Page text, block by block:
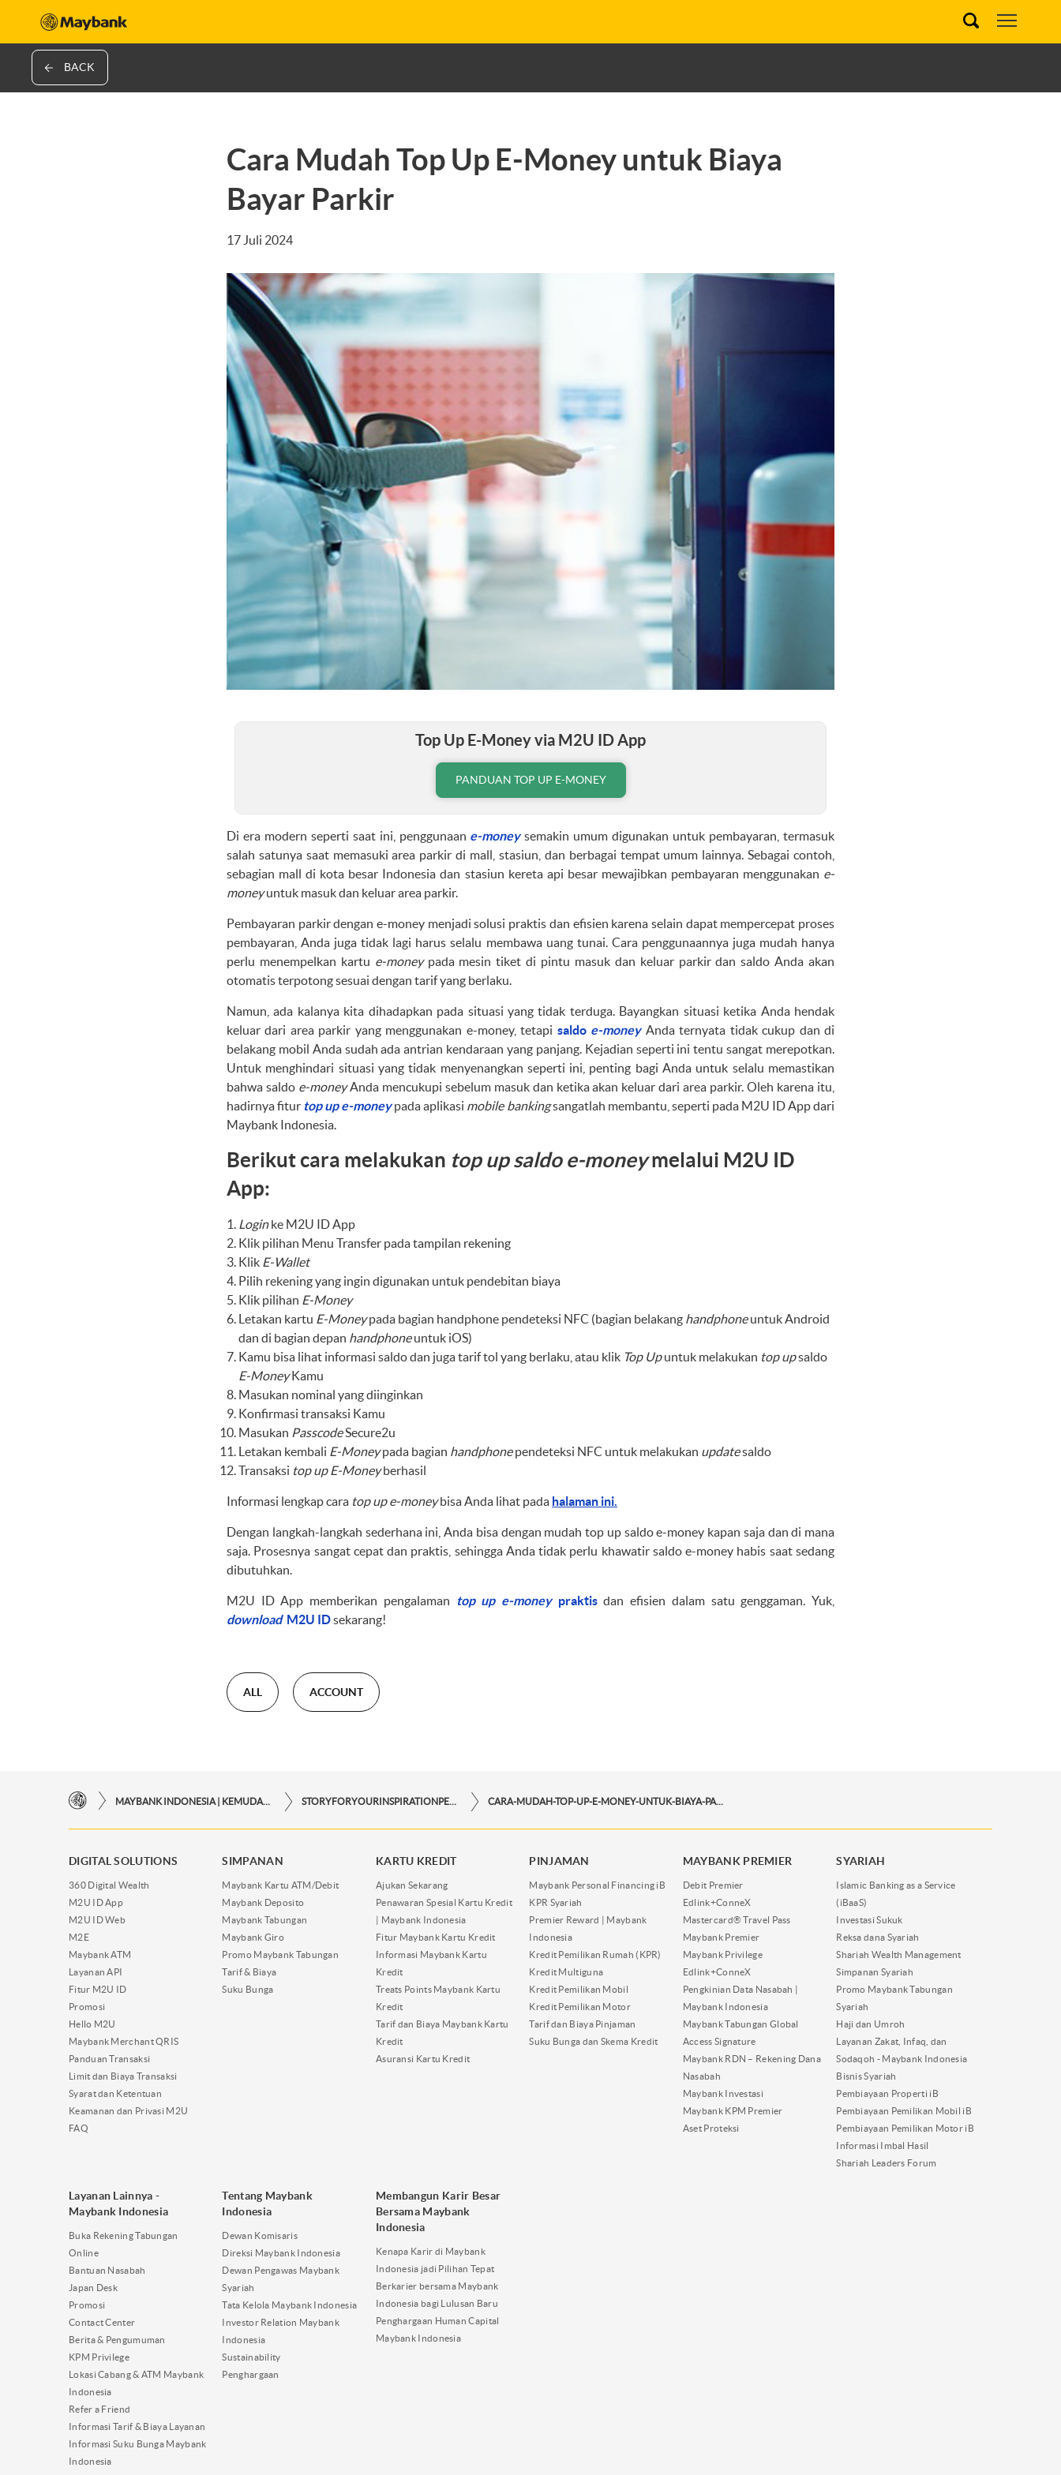
BACK
Cara Mudah Top Up E-Money untuk Biaya
Bayar Parkir
17 Juli 2024
Top Up E-Money via M2U ID App
PANDUAN TOP UP E-MONEY
Di era modern seperti saat ini, penggunaan e-moneysemakin umum digunakan untuk pembayaran, termasuk
salah satunya saat memasuki area parkir di mall, stasiun, dan berbagai tempat umum lainnya. Sebagai contoh,
sebagian mall di kota besar Indonesia dan stasiun kereta api besar mewajibkan pembayaran menggunakan e-
moneyuntuk masuk dan keluar area parkir.
Pembayaran parkir dengan e-money menjadi solusi praktis dan efisien karena selain dapat mempercepat proses
pembayaran, Anda juga tidak lagi harus selalu membawa uang tunai. Cara penggunaannya juga mudah hanya
perlu menempelkan kartu e-moneypada mesin tiket di pintu masuk dan keluar parkir dan saldo Anda akan
otomatis terpotong sesuai dengan tarif yang berlaku.
Namun, ada kalanya kita dihadapkan pada situasi yang tidak terduga. Bayangkan situasi ketika Anda hendak
keluar dari area parkir yang menggunakan e-money, tetapi saldo e-moneyAnda ternyata tidak cukup dan di
belakang mobil Anda sudah ada antrian kendaraan yang panjang. Kejadian seperti ini tentu sangat merepotkan.
Untuk menghindari situasi yang tidak menyenangkan seperti ini, penting bagi Anda untuk selalu memastikan
bahwa saldo e-moneyAnda mencukupi sebelum masuk dan ketika akan keluar dari area parkir. Oleh karena itu,
hadirnya fitur top up e-moneypada aplikasi mobile bankingsangatlah membantu, seperti pada M2U ID App dari
Maybank Indonesia.
Berikut cara melakukan top up saldo e-moneymelalui M2U ID
App:
Loginke M2U ID App
Klik pilihan Menu Transfer pada tampilan rekening
Klik E-Wallet
Pilih rekening yang ingin digunakan untuk pendebitan biaya
Klik pilihan E-Money
Letakan kartu E-Moneypada bagian handphone pendeteksi NFC (bagian belakang handphoneuntuk Android
dan di bagian depan handphoneuntuk iOS)
Kamu bisa lihat informasi saldo dan juga tarif tol yang berlaku, atau klik Top Upuntuk melakukan top upsaldo
E-MoneyKamu
Masukan nominal yang diinginkan
Konfirmasi transaksi Kamu
Masukan PasscodeSecure2u
Letakan kembali E-Moneypada bagian handphonependeteksi NFC untuk melakukan updatesaldo
Transaksi top up E-Moneyberhasil
Informasi lengkap cara top up e-moneybisa Anda lihat pada halaman ini.
Dengan langkah-langkah sederhana ini, Anda bisa dengan mudah top up saldo e-money kapan saja dan di mana
saja. Prosesnya sangat cepat dan praktis, sehingga Anda tidak perlu khawatir saldo e-money habis saat sedang
dibutuhkan.
M2U ID App memberikan pengalaman top up e-moneypraktisdan efisien dalam satu genggaman. Yuk,
download M2U IDsekarang!
ALL ACCOUNT
MAYBANK INDONESIA | KEMUDAHAN TRANSAKSI FINANSIAL DI UJUNG JARI ANDA STORYFORYOURINSPIRATIONPERSONAL CARA-MUDAH-TOP-UP-E-MONEY-UNTUK-BIAYA-PARKIR
DIGITAL SOLUTIONS
360 Digital Wealth
M2U ID App
M2U ID Web
M2E
Maybank ATM
Layanan API
Fitur M2U ID
Promosi
Hello M2U
Maybank Merchant QRIS
Panduan Transaksi
Limit dan Biaya Transaksi
Syarat dan Ketentuan
Keamanan dan Privasi M2U
FAQ
SIMPANAN
Maybank Kartu ATM/Debit
Maybank Deposito
Maybank Tabungan
Maybank Giro
Promo Maybank Tabungan
Tarif & Biaya
Suku Bunga
KARTU KREDIT
Ajukan Sekarang
Penawaran Spesial Kartu Kredit
| Maybank Indonesia
Fitur Maybank Kartu Kredit
Informasi Maybank Kartu
Kredit
Treats Points Maybank Kartu
Kredit
Tarif dan Biaya Maybank Kartu
Kredit
Asuransi Kartu Kredit
PINJAMAN
Maybank Personal Financing iB
KPR Syariah
Premier Reward | Maybank
Indonesia
Kredit Pemilikan Rumah (KPR)
Kredit Multiguna
Kredit Pemilikan Mobil
Kredit Pemilikan Motor
Tarif dan Biaya Pinjaman
Suku Bunga dan Skema Kredit
MAYBANK PREMIER
Debit Premier
Edlink+ConneX
Mastercard® Travel Pass
Maybank Premier
Maybank Privilege
Edlink+ConneX
Pengkinian Data Nasabah |
Maybank Indonesia
Maybank Tabungan Global
Access Signature
Maybank RDN – Rekening Dana
Nasabah
Maybank Investasi
Maybank KPM Premier
Aset Proteksi
SYARIAH
Islamic Banking as a Service
(iBaaS)
Investasi Sukuk
Reksa dana Syariah
Shariah Wealth Management
Simpanan Syariah
Promo Maybank Tabungan
Syariah
Haji dan Umroh
Layanan Zakat, Infaq, dan
Sodaqoh - Maybank Indonesia
Bisnis Syariah
Pembiayaan Properti iB
Pembiayaan Pemilikan Mobil iB
Pembiayaan Pemilikan Motor iB
Informasi Imbal Hasil
Shariah Leaders Forum
Layanan Lainnya -
Maybank Indonesia
Buka Rekening Tabungan
Online
Bantuan Nasabah
Japan Desk
Promosi
Contact Center
Berita & Pengumuman
KPM Privilege
Lokasi Cabang & ATM Maybank
Indonesia
Refer a Friend
Informasi Tarif & Biaya Layanan
Informasi Suku Bunga Maybank
Indonesia
Tentang Maybank
Indonesia
Dewan Komisaris
Direksi Maybank Indonesia
Dewan Pengawas Maybank
Syariah
Tata Kelola Maybank Indonesia
Investor Relation Maybank
Indonesia
Sustainability
Penghargaan
Membangun Karir Besar
Bersama Maybank
Indonesia
Kenapa Karir di Maybank
Indonesia jadi Pilihan Tepat
Berkarier bersama Maybank
Indonesia bagi Lulusan Baru
Penghargaan Human Capital
Maybank Indonesia